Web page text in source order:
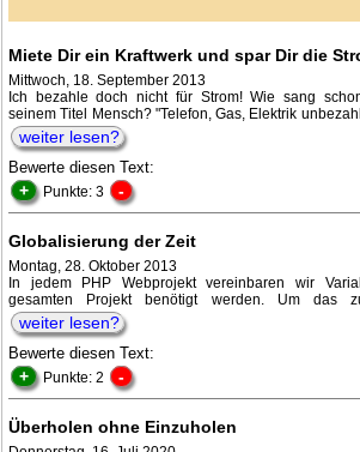
Miete Dir ein Kraftwerk und spar Dir die
Mittwoch, 18. September 2013
Ich bezahle doch nicht für Strom! Wie sang
seinem Titel Mensch? "Telefon, Gas, Elektrik
weiter lesen?
Bewerte diesen Text:
+ Punkte: 3 -
Globalisierung der Zeit
Montag, 28. Oktober 2013
In jedem PHP Webprojekt vereinbaren wir
gesamten Projekt benötigt werden. Um das
weiter lesen?
Bewerte diesen Text:
+ Punkte: 2 -
Überholen ohne Einzuholen